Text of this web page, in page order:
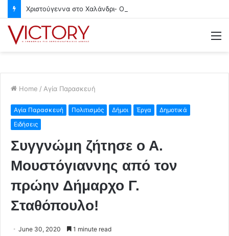
Home / Αγία Παρασκευή
Αγία Παρασκευή Πολιτισμός Δήμοι Έργα
Δημοτικά
Ειδήσεις
Συγγνώμη ζήτησε ο Α.
Μουστόγιαννης από τον
πρώην Δήμαρχο Γ.
Σταθόπουλο!
June 30, 2020 1 minute read